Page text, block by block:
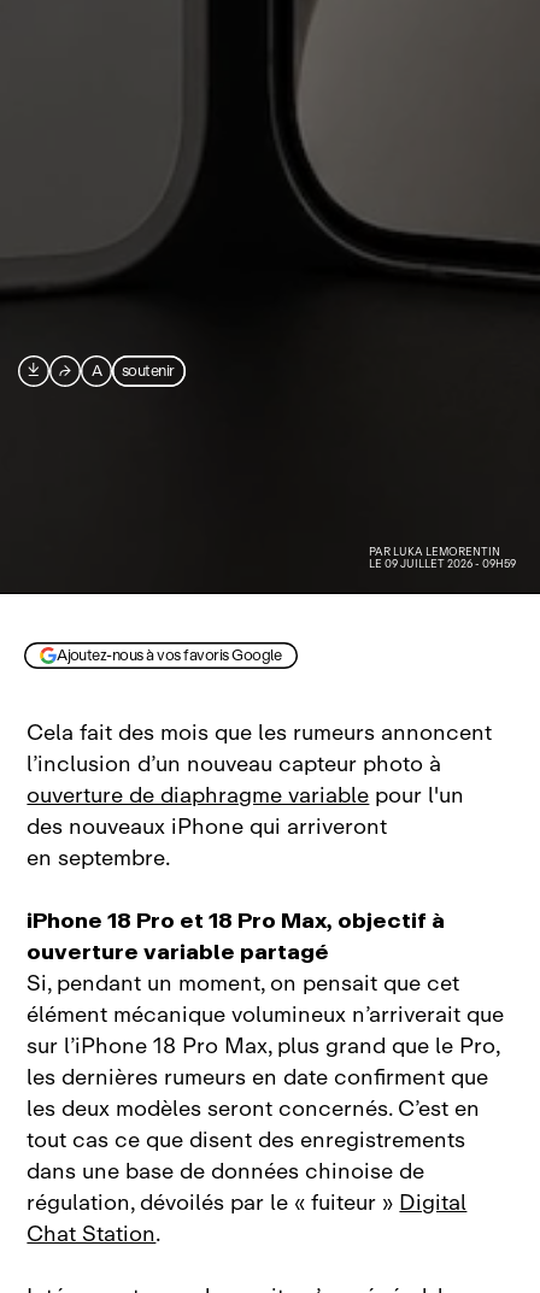
PAR LUKA LEMORENTIN
LE 09 JUILLET 2026 - 09H59
 ⮫ A soutenir
Ajoutez-nous à vos favoris Google
Cela fait des mois que les rumeurs annoncent
l’inclusion d’un nouveau capteur photo à
ouverture de diaphragme variablepour l'un
des nouveaux iPhone qui arriveront
en septembre.
iPhone 18 Pro et 18 Pro Max, objectif à
ouverture variable partagé
Si, pendant un moment, on pensait que cet
élément mécanique volumineux n’arriverait que
sur l’iPhone 18 Pro Max, plus grand que le Pro,
les dernières rumeurs en date confirment que
les deux modèles seront concernés. C’est en
tout cas ce que disent des enregistrements
dans une base de données chinoise de
régulation, dévoilés par le « fuiteur »Digital
Chat Station.